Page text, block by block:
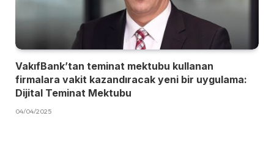
VakıfBank’tan teminat mektubu kullanan
firmalara vakit kazandıracak yeni bir uygulama:
Dijital Teminat Mektubu
04/04/2025